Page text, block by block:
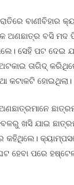
ବାଣୀବିହାର
ଅଣଛାତ୍ର ବସି ମଦ
ସେହି ପଟ ଦେଇ
ତାଗିଦ୍
କଟାକଟି ହୋଇଥିଲା।
ଖସି ଯାଇ
କହିଥିଲେ।
ହେବା ପରେ